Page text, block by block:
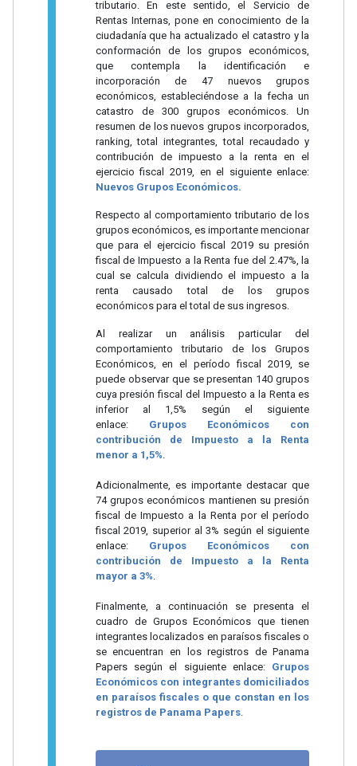
tributario. En este sentido, el Servicio de
Rentas Internas, pone en conocimiento de la
ciudadanía que ha actualizado el catastro y la
conformación de los grupos económicos,
que contempla la identificación e
incorporación de 47 nuevos grupos
económicos, estableciéndose a la fecha un
catastro de 300 grupos económicos. Un
resumen de los nuevos grupos incorporados,
ranking, total integrantes, total recaudado y
contribución de impuesto a la renta en el
ejercicio fiscal 2019, en el siguiente enlace:
Nuevos Grupos Económicos.
Respecto al comportamiento tributario de los
grupos económicos, es importante mencionar
que para el ejercicio fiscal 2019 su presión
fiscal de Impuesto a la Renta fue del 2.47%, la
cual se calcula dividiendo el impuesto a la
renta causado total de los grupos
económicos para el total de sus ingresos.
Al realizar un análisis particular del
comportamiento tributario de los Grupos
Económicos, en el período fiscal 2019, se
puede observar que se presentan 140 grupos
cuya presión fiscal del Impuesto a la Renta es
inferior al 1,5% según el siguiente
enlace: Grupos Económicos con
contribución de Impuesto a la Renta
menor a 1,5%.
Adicionalmente, es importante destacar que
74 grupos económicos mantienen su presión
fiscal de Impuesto a la Renta por el período
fiscal 2019, superior al 3% según el siguiente
enlace: Grupos Económicos con
contribución de Impuesto a la Renta
mayor a 3%.
Finalmente, a continuación se presenta el
cuadro de Grupos Económicos que tienen
integrantes localizados en paraísos fiscales o
se encuentran en los registros de Panama
Papers según el siguiente enlace: Grupos
Económicos con integrantes domiciliados
en paraísos fiscales o que constan en los
registros de Panama Papers.